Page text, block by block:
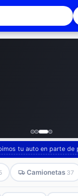
—
tu auto en parte de
Camionetas 37